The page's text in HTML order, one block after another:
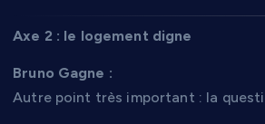
Axe 2 : le logement digne
Bruno Gagne :
Autre point très important : la